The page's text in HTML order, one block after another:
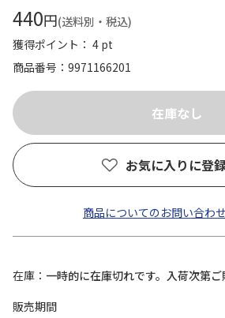
440円(送料別・税込)
獲得ポイント： 4 pt
商品番号
9971166201
お気に入りに登
商品についてのお問い合わ
在庫
一時的に在庫切れです。入荷次第ご
販売期間